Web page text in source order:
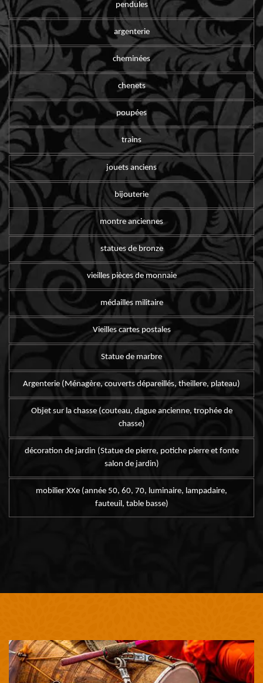
pendules
argenterie
cheminées
chenets
poupées
trains
jouets anciens
bijouterie
montre anciennes
statues de bronze
vieilles pièces de monnaie
médailles militaire
Vieilles cartes postales
Statue de marbre
Argenterie (Ménagère, couverts dépareillés, theillere, plateau)
Objet sur la chasse (couteau, dague ancienne, trophée de
chasse)
décoration de jardin (Statue de pierre, potiche pierre et fonte
salon de jardin)
mobilier XXe (année 50, 60, 70, luminaire, lampadaire,
fauteuil, table basse)